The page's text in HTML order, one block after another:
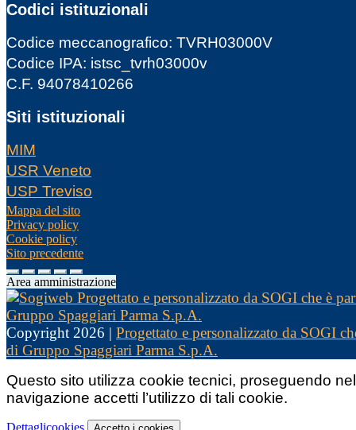
Codici istituzionali
Codice meccanografico: TVRH03000V
Codice IPA: istsc_tvrh03000v
C.F. 94078410266
Siti istituzionali
MIM
USR Veneto
USP Treviso
Mappa del sito
Privacy policy
Cookie policy
Sito precedente
Area amministrazione
Copyright 2026 | Progettato e personalizzato da SOGI
di Gruppo Spaggiari Parma S.p.A.
Questo sito utilizza cookie tecnici, proseguendo
navigazione accetti l’utilizzo di tali cookie.
Dettaglicookies